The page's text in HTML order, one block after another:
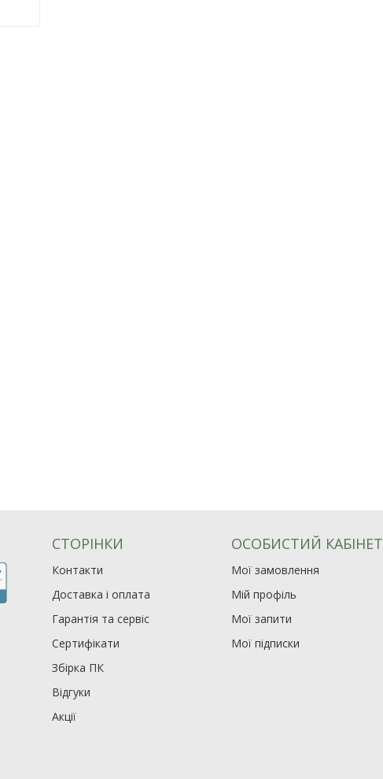
СТОРІНКИ
Контакти
Доставка і оплата
Гарантія та сервіс
Сертифікати
Збірка ПК
Відгуки
Акції
ОСОБИСТИЙ КАБІНЕТ
Мої замовлення
Мій профіль
Мої запити
Мої підписки